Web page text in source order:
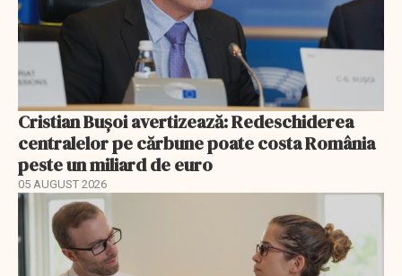
Cristian Bușoi avertizează: Redeschiderea
centralelor pe cărbune poate costa România
peste un miliard de euro
05 AUGUST 2026